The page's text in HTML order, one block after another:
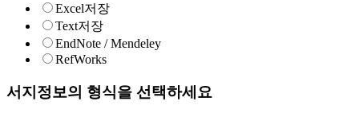
Excel저장
Text저장
EndNote / Mendeley
RefWorks
서지정보의 형식을 선택하세요